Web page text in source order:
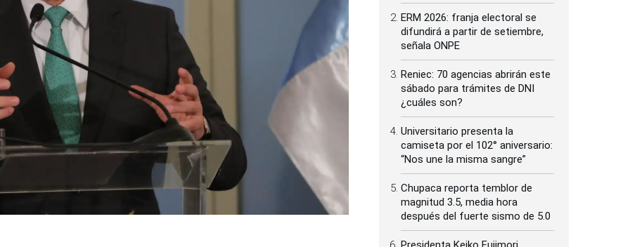
ERM 2026: franja electoral se
difundirá a partir de setiembre,
señala ONPE
Reniec: 70 agencias abrirán este
sábado para trámites de DNI
¿cuáles son?
Universitario presenta la
camiseta por el 102° aniversario:
“Nos une la misma sangre”
Chupaca reporta temblor de
magnitud 3.5, media hora
después del fuerte sismo de 5.0